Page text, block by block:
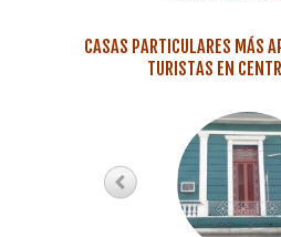
CASAS PARTICULARES MÁS
TURISTAS EN